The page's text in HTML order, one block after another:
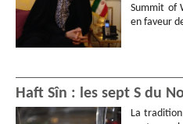
Summit of
en faveur
Haft Sîn : les sept S du
La